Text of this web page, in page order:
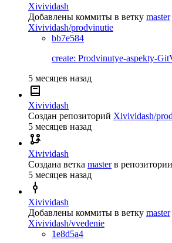
Xivividash
Добавлены коммиты в ветку master
Xivividash/prodvinutie
bb7e584
create: Prodvinutye-aspekty-
5 месяцев назад
Xivividash
Создан репозиторий Xivividash/
5 месяцев назад
Xivividash
Создана ветка master в репозитории
5 месяцев назад
Xivividash
Добавлены коммиты в ветку master
Xivividash/vvedenie
1e8d5a4